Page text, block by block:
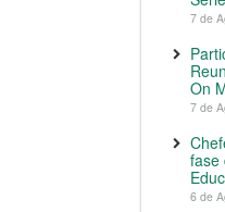
7 de
On
7 de
fase
6 de